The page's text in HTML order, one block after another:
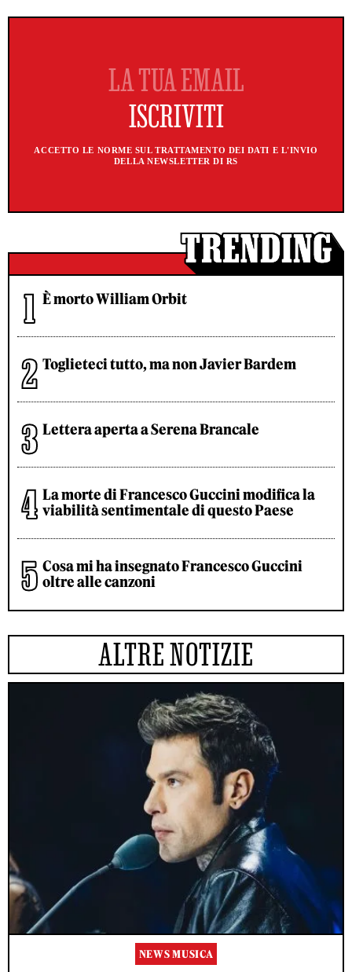
ACCETTO LE NORME SUL TRATTAMENTO DEI DATI E L'INVIO
DELLA NEWSLETTER DI RS
È morto William Orbit
Toglieteci tutto, ma non Javier Bardem
Lettera aperta a Serena Brancale
La morte di Francesco Guccini modifica la
viabilità sentimentale di questo Paese
Cosa mi ha insegnato Francesco Guccini
oltre alle canzoni
ALTRE NOTIZIE
NEWS MUSICA